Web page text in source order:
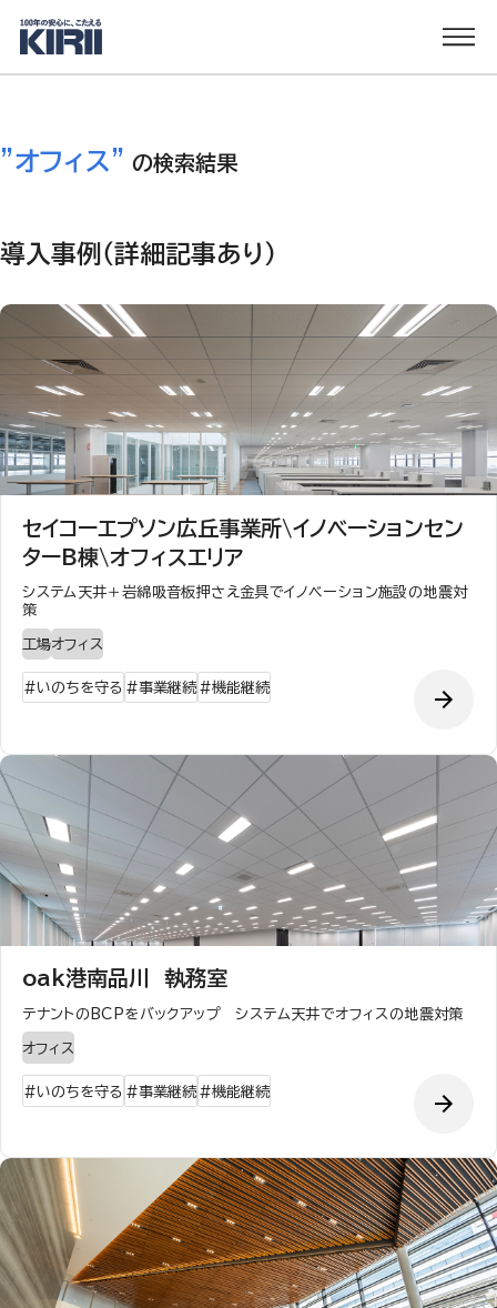
"オフィス " の検索結果
導入事例（詳細記事あり）
セイコーエプソン広丘事業所\イノベーションセン
ターB棟\オフィスエリア
システム天井＋岩綿吸音板押さえ金具でイノベーション施設の地震対
策
工場オフィス
#いのちを守る #事業継続 #機能継続
oak港南品川 執務室
テナントのBCPをバックアップ システム天井でオフィスの地震対策
オフィス
#いのちを守る #事業継続 #機能継続